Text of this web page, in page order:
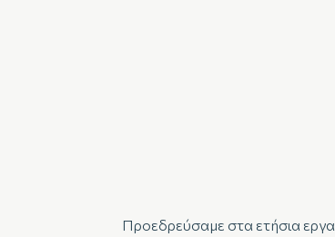
Προεδρεύσαμε στα ετήσια